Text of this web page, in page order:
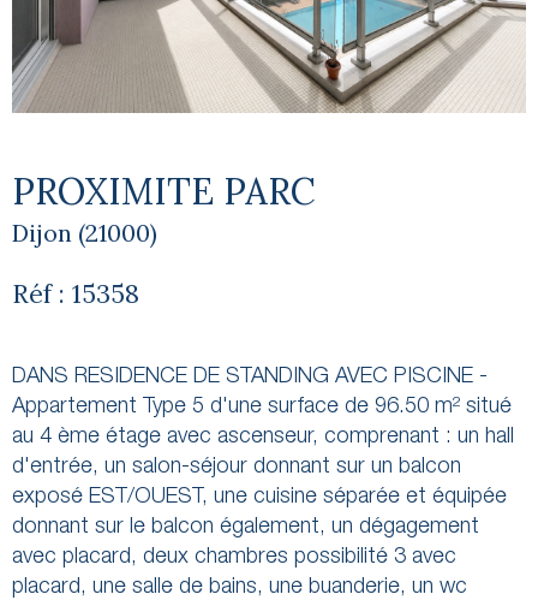
PROXIMITE PARC
Dijon (21000)
Réf : 15358
DANS RESIDENCE DE STANDING AVEC PISCINE -
Appartement Type 5 d'une surface de 96.50 m² situé
au 4 ème étage avec ascenseur, comprenant : un hall
d'entrée, un salon-séjour donnant sur un balcon
exposé EST/OUEST, une cuisine séparée et équipée
donnant sur le balcon également, un dégagement
avec placard, deux chambres possibilité 3 avec
placard, une salle de bains, une buanderie, un wc